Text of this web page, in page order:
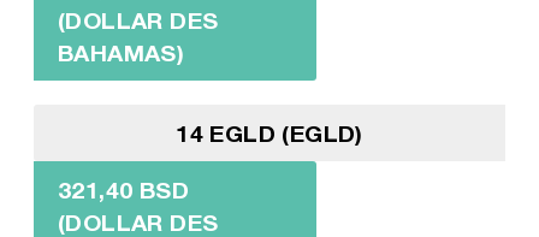
(DOLLAR DES
BAHAMAS)
14 EGLD (EGLD)
321,40 BSD
(DOLLAR DES